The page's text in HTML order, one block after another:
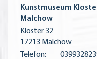
Kunstmuseum
Malchow
Kloster 32
17213 Malchow
Telefon: